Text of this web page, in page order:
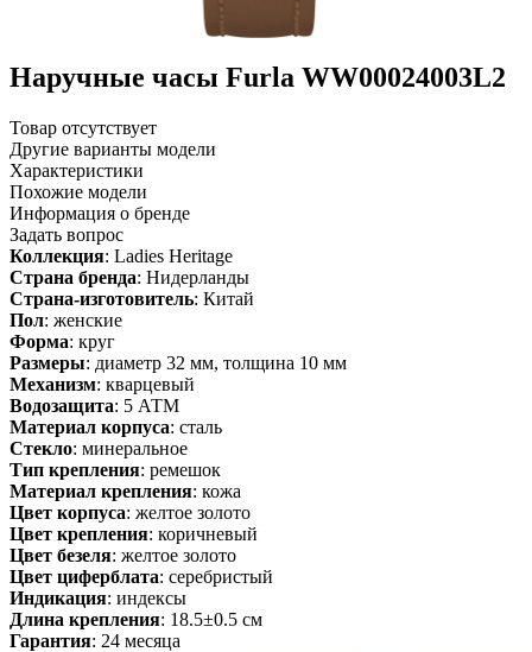
Наручные часы Furla WW00024003L2
Товар отсутствует
Другие варианты модели
Характеристики
Похожие модели
Информация о бренде
Задать вопрос
Коллекция: Ladies Heritage
Страна бренда: Нидерланды
Страна-изготовитель: Китай
Пол: женские
Форма: круг
Размеры: диаметр 32 мм, толщина 10 мм
Механизм: кварцевый
Водозащита: 5 АТМ
Материал корпуса: сталь
Стекло: минеральное
Тип крепления: ремешок
Материал крепления: кожа
Цвет корпуса: желтое золото
Цвет крепления: коричневый
Цвет безеля: желтое золото
Цвет циферблата: серебристый
Индикация: индексы
Длина крепления: 18.5±0.5 см
Гарантия: 24 месяца